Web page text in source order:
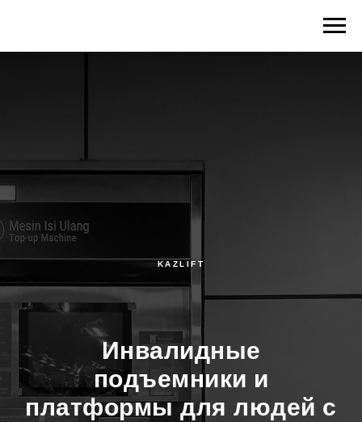
KAZLIFT
Инвалидные
подъемники и
платформы для людей с